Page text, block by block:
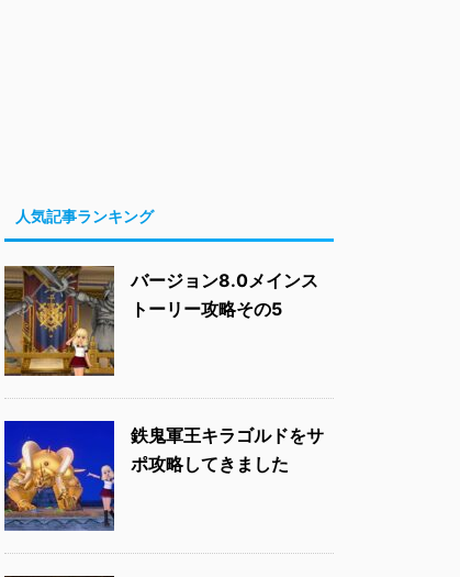
人気記事ランキング
バージョン8.0メインス
トーリー攻略その5
鉄鬼軍王キラゴルドをサ
ポ攻略してきました